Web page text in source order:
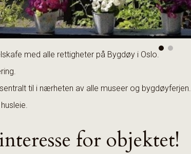
med alle rettigheter på Bygdøy i Oslo.
til i nærheten av alle museer og bygdøyferjen.
for objektet!